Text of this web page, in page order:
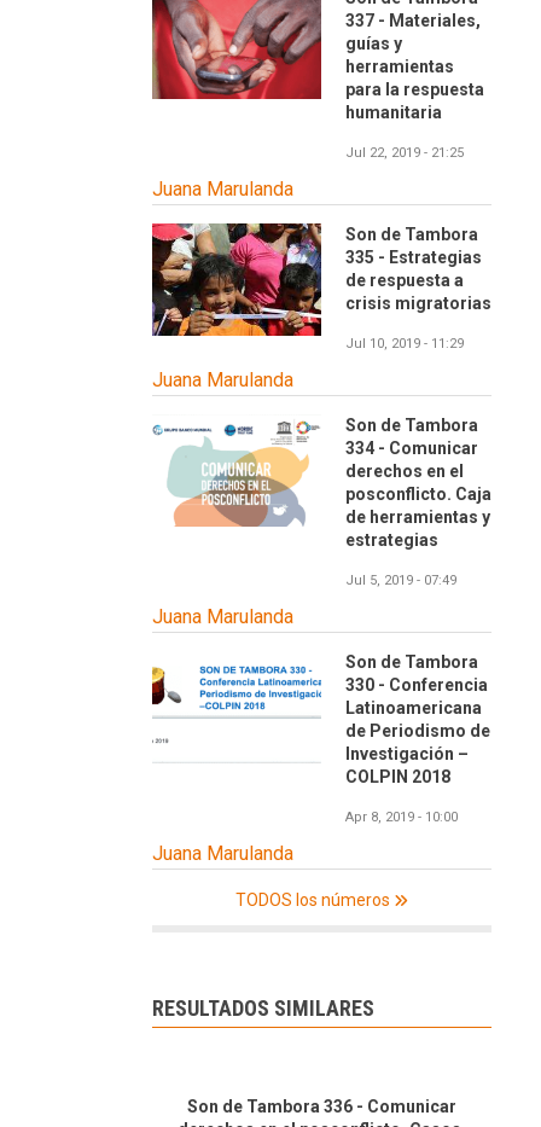
337 - Materiales,
guías y
herramientas
para la respuesta
humanitaria
Jul 22, 2019 - 21:25
Juana Marulanda
Son de Tambora
335 - Estrategias
de respuesta a
crisis migratorias
Jul 10, 2019 - 11:29
Juana Marulanda
Son de Tambora
334 - Comunicar
derechos en el
posconflicto. Caja
de herramientas y
estrategias
Jul 5, 2019 - 07:49
Juana Marulanda
Son de Tambora
330 - Conferencia
Latinoamericana
de Periodismo de
Investigación –
COLPIN 2018
Apr 8, 2019 - 10:00
Juana Marulanda
TODOS los números
RESULTADOS SIMILARES
Son de Tambora 336 - Comunicar